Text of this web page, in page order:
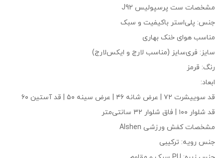
مشخصات ست پرسپولیس J92
جنس: پلی‌استر باکیفیت و سبک
مناسب هوای خنک بهاری
سایز: فری‌سایز (مناسب لارج و ایکس‌لارج)
رنگ: قرمز
ابعاد:
قد سوییشرت ۷۲ | عرض شانه ۴۶ | عرض سینه ۵۰ | قد آستین ۶۰
قد شلوار ۱۰۰ | فاق شلوار ۳۲ سانتی‌متر
مشخصات کفش ورزشی Alshen
جنس رویه: ترکیبی